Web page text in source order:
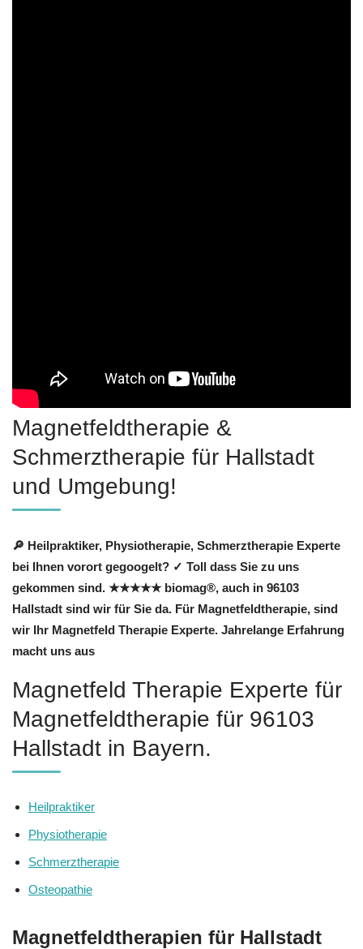
Magnetfeldtherapie &
Schmerztherapie für Hallstadt
und Umgebung!
🔎 Heilpraktiker, Physiotherapie, Schmerztherapie Experte
bei Ihnen vorort gegoogelt? ✓ Toll dass Sie zu uns
gekommen sind. ★★★★★ biomag®, auch in 96103
Hallstadt sind wir für Sie da. Für Magnetfeldtherapie, sind
wir Ihr Magnetfeld Therapie Experte. Jahrelange Erfahrung
macht uns aus
Magnetfeld Therapie Experte für
Magnetfeldtherapie für 96103
Hallstadt in Bayern.
Heilpraktiker
Physiotherapie
Schmerztherapie
Osteopathie
Magnetfeldtherapien für Hallstadt